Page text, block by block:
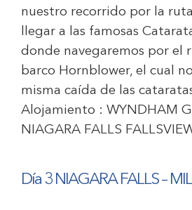
nuestro recorrido por la
llegar a las famosas
donde navegaremos por el
barco Hornblower, el cual
misma caída de las
Alojamiento : WYNDHAM
NIAGARA FALLS
Día 3 NIAGARA FALLS – MIL